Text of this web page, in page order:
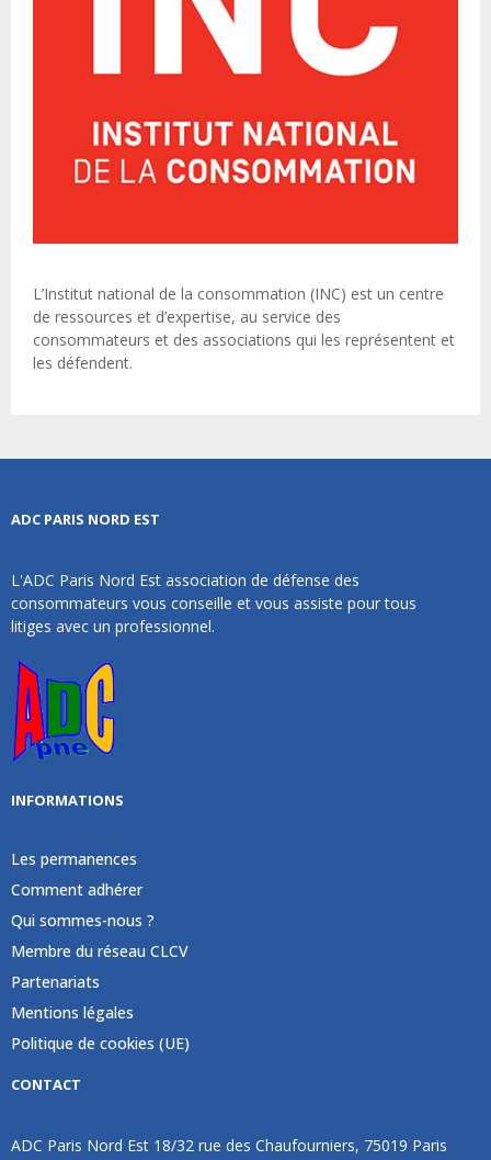
L’Institut national de la consommation (INC) est un centre
de ressources et d’expertise, au service des
consommateurs et des associations qui les représentent et
les défendent.
ADC PARIS NORD EST
L'ADC Paris Nord Est association de défense des
consommateurs vous conseille et vous assiste pour tous
litiges avec un professionnel.
INFORMATIONS
Les permanences
Comment adhérer
Qui sommes-nous ?
Membre du réseau CLCV
Partenariats
Mentions légales
Politique de cookies (UE)
CONTACT
ADC Paris Nord Est 18/32 rue des Chaufourniers, 75019 Paris